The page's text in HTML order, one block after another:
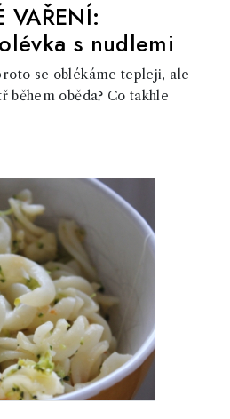
VAŘENÍ:
s nudlemi
se oblékáme tepleji, ale
během oběda? Co takhle